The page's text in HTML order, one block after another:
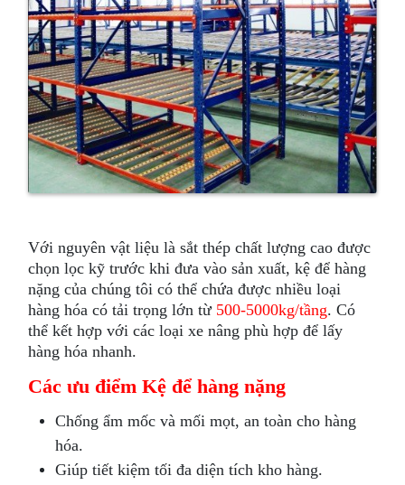
Với nguyên vật liệu là sắt thép chất lượng cao được
chọn lọc kỹ trước khi đưa vào sản xuất, kệ để hàng
nặng của chúng tôi có thể chứa được nhiều loại
hàng hóa có tải trọng lớn từ 500-5000kg/tầng. Có
thể kết hợp với các loại xe nâng phù hợp để lấy
hàng hóa nhanh.
Các ưu điểm Kệ để hàng nặng
Chống ẩm mốc và mối mọt, an toàn cho hàng
hóa.
Giúp tiết kiệm tối đa diện tích kho hàng.